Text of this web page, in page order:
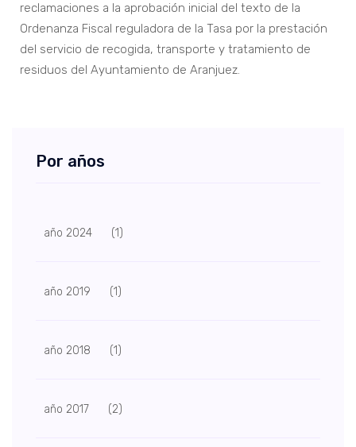
reclamaciones a la aprobación inicial del texto de la
Ordenanza Fiscal reguladora de la Tasa por la prestación
del servicio de recogida, transporte y tratamiento de
residuos del Ayuntamiento de Aranjuez.
Por años
año 2024 (1)
año 2019 (1)
año 2018 (1)
año 2017 (2)